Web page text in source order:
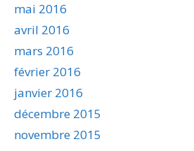
mai 2016
avril 2016
mars 2016
février 2016
janvier 2016
décembre 2015
novembre 2015